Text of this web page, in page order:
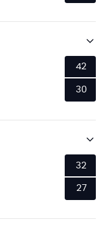
42
30
32
27